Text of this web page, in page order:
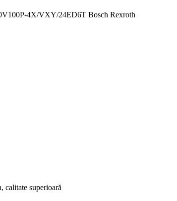
4X/VXY/24ED6T Bosch Rexroth